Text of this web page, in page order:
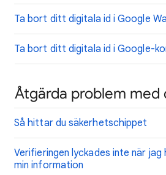
Ta bort ditt digitala id i Google
Ta bort ditt digitala id i Google-
Åtgärda problem med
Så hittar du säkerhetschippet
Verifieringen lyckades inte när jag
min information